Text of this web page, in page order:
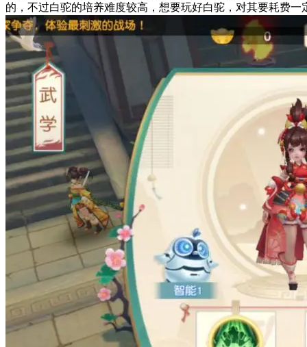
的，不过白驼的培养难度较高，想要玩好白驼，对其要耗费